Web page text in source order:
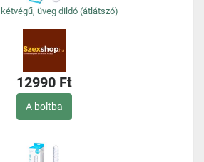
kétvégű, üveg dildó (átlátszó)
12990 Ft
A boltba